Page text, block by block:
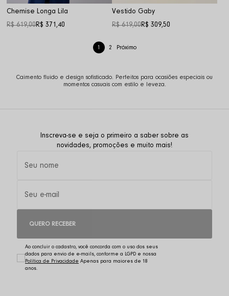
Chemise Longa Lila
R$ 619,00R$ 371,40
Vestido Gaby
R$ 619,00R$ 309,50
1 2
Caimento fluido e design sofisticado. Perfeitos para ocasiões especiais ou
momentos casuais com estilo e leveza.
Inscreva-se e seja o primeiro a saber sobre as
novidades, promoções e muito mais!
QUERO RECEBER
Ao concluir o cadastro, você concorda com o uso dos seus
dados para envio de e-mails, conforme a LGPD e nossa
Política de Privacidade